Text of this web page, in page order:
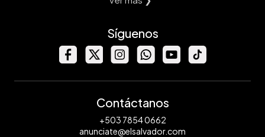
Síguenos
Contáctanos
+503 7854 0662
anunciate@elsalvador.com